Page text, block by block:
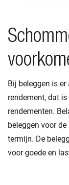
Bij beleggen is
rendement, dat
rendementen.
beleggen voor
termijn. De
voor goede en